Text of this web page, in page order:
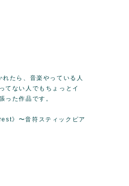
たら、音楽やっている人
てない人でもちょっとイ
った作品です。
〜音符スティックピア